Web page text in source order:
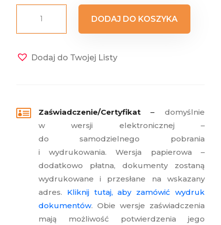
Coaching
nauczyciela,
DODAJ DO KOSZYKA
Dodaj do Twojej Listy
 Zaświadczenie/Certyfikat– domyślnie
w wersji elektronicznej –
do samodzielnego pobrania
i wydrukowania. Wersja papierowa –
dodatkowo płatna, dokumenty zostaną
wydrukowane i przesłane na wskazany
adres. Kliknij tutaj, aby zamówić wydruk
dokumentów. Obie wersje zaświadczenia
mają możliwość potwierdzenia jego